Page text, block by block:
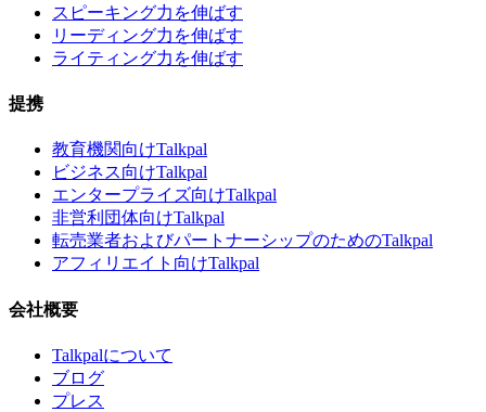
スピーキング力を伸ばす
リーディング力を伸ばす
ライティング力を伸ばす
提携
教育機関向けTalkpal
ビジネス向けTalkpal
エンタープライズ向けTalkpal
非営利団体向けTalkpal
転売業者およびパートナーシップのためのTalkpal
アフィリエイト向けTalkpal
会社概要
Talkpalについて
ブログ
プレス